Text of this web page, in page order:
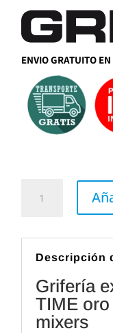
ENVIO GRATUITO
exenta
oro
mixers
cantidad
Descripción
Grifería
TIME
mixers